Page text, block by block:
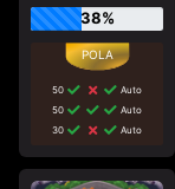
38%
50
Auto
50
Auto
30
Auto